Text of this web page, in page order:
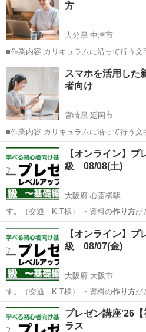
方
大分県 中津市
■作業内容 カリキュラムに沿って行う文字入力、 求人記事の作成、お
問い合わせ対応、 SNS運営などを担当してい
方でも安心して始められます ・作業量
す ...
大分 中津市 キャンペーン
スマホを活用した
者向け
宮崎県 延岡市
■作業内容 カリキュラムに沿って行う文字入力、 求人記事の作成、お
問い合わせ対応、 SNS運営などを担当してい
方でも安心して始められます ・作業量
す ...
宮崎 延岡市 キャンペーン
【オンライン】
級 08/08(土)
大阪府 心斎橋駅
す。（交通 K.T様） ・資料の作り方が
れと最初の…
大阪 大阪市 心斎橋駅 セミナ
【オンライン】
級 08/07(金)
大阪府 大阪市
す。（交通 K.T様） ・資料の作り方が
れと最初の…
大阪 大阪市 セミナー オン
プレゼン講座'26
ラス